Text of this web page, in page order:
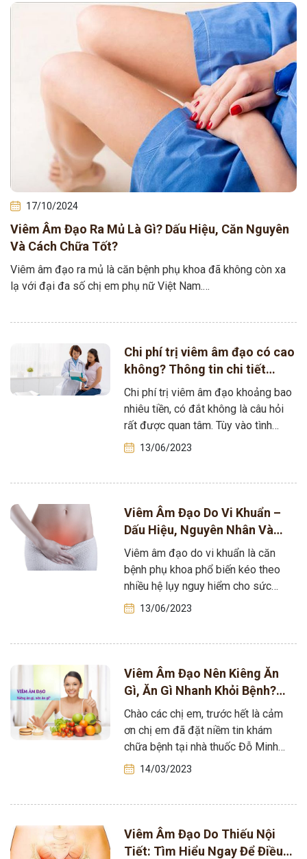
17/10/2024
Viêm Âm Đạo Ra Mủ Là Gì? Dấu Hiệu, Căn Nguyên
Và Cách Chữa Tốt?
Viêm âm đạo ra mủ là căn bệnh phụ khoa đã không còn xa
lạ với đại đa số chị em phụ nữ Việt Nam.…
Chi phí trị viêm âm đạo có cao
không? Thông tin chi tiết
dành cho chị em [ĐỪNG BỎ
QUA]
Chi phí trị viêm âm đạo khoảng bao
nhiêu tiền, có đắt không là câu hỏi
rất được quan tâm. Tùy vào tình
trạng bệnh…
13/06/2023
Viêm Âm Đạo Do Vi Khuẩn –
Dấu Hiệu, Nguyên Nhân Và
Cách Điều Trị
Viêm âm đạo do vi khuẩn là căn
bệnh phụ khoa phổ biến kéo theo
nhiều hệ lụy nguy hiểm cho sức
khỏe và cuộc…
13/06/2023
Viêm Âm Đạo Nên Kiêng Ăn
Gì, Ăn Gì Nhanh Khỏi Bệnh?
[Giải Đáp Cùng Tôi]
Chào các chị em, trước hết là cảm
ơn chị em đã đặt niềm tin khám
chữa bệnh tại nhà thuốc Đỗ Minh
Đường tôi.…
14/03/2023
Viêm Âm Đạo Do Thiếu Nội
Tiết: Tìm Hiểu Ngay Để Điều